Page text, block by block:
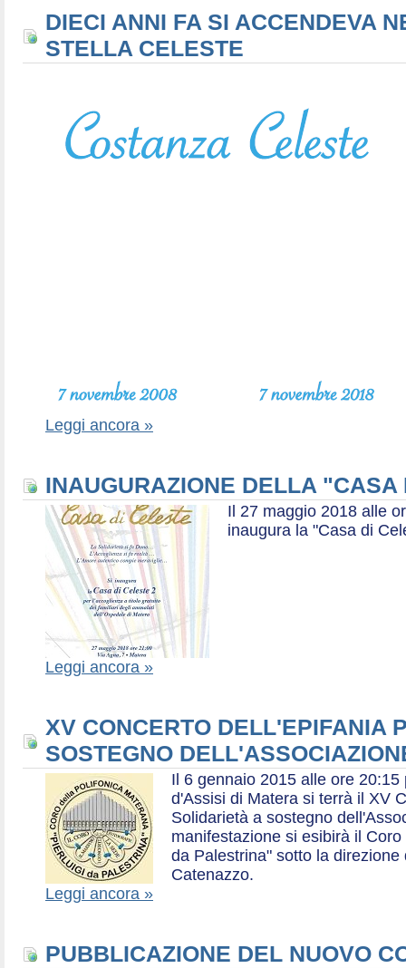
DIECI ANNI FA SI ACCENDEVA
STELLA CELESTE
Leggi ancora »
INAUGURAZIONE DELLA
Il 27 maggio 2018 alle
inaugura la "Casa di
Leggi ancora »
XV CONCERTO DELL'EPIFANIA
SOSTEGNO
Il 6 gennaio 2015 alle ore
d'Assisi di Matera si terrà il XV
Solidarietà a sostegno
manifestazione si esibirà il
da Palestrina" sotto la
Catenazzo.
Leggi ancora »
PUBBLICAZIONE DEL NUOVO